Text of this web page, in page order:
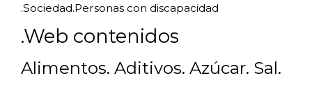
.Sociedad.Personas con discapacidad
.Web contenidos
Alimentos. Aditivos. Azúcar. Sal.